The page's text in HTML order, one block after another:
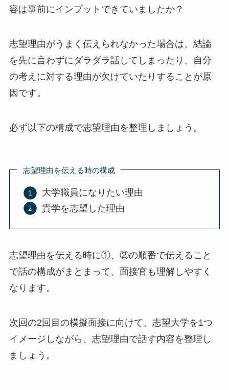
容は事前にインプットできていましたか？
志望理由がうまく伝えられなかった場合は、結論
を先に言わずにダラダラ話してしまったり、自分
の考えに対する理由が欠けていたりすることが原
因です。
必ず以下の構成で志望理由を整理しましょう。
志望理由を伝える時の構成
大学職員になりたい理由
貴学を志望した理由
志望理由を伝える時に①、②の順番で伝えること
で話の構成がまとまって、面接官も理解しやすく
なります。
次回の2回目の模擬面接に向けて、志望大学を1つ
イメージしながら、志望理由で話す内容を整理し
ましょう。